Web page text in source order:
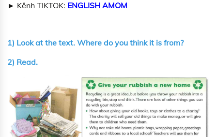
► Kênh TIKTOK: ENGLISH AMOM
1) Look at the text. Where do you think it is from?
2) Read.